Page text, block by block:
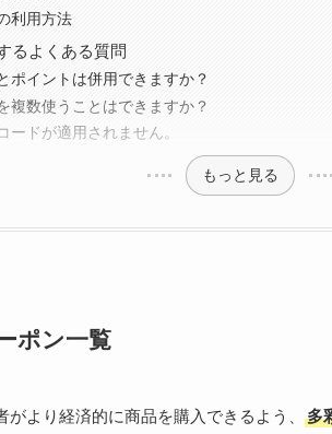
利用方法
るよくある質問
ポイントは併用できますか？
複数使うことはできますか？
ードが適用されません。
もっと見る
ポン一覧
より経済的に商品を購入できるよう、 多